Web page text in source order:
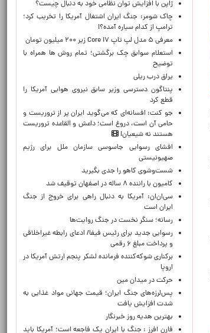
ژاپن با افزایش توان نظامی خود به دنبال چیست؟
چاک شومر: جنگ ایران اشتغال آمریکا را تخریب کرد؛
ترامپ از کدام سیاره آمده؟!
معرفی ۵ مدل لپ تاپ Core i۷ زیر ۲۰۰ میلیون تومان
استعلام سوابق چک برگشتی؛ تمام روش ها همراه با
توضیح
یراق درب ریلی
پنتاگون دسترسی وزیر سابق نیروی هوایی آمریکا را
قطع کرد
جو کنت: افسانه‌ای که می‌گوید ایران پر از تروریست و
حامی آن است، دروغ است؛ داعش و القاعده تروریست
هستند نه شیعیان!
افشای رسوایی جاسوسی سازمان ملل برای رژیم
صهیونیستی
شست‌وشوی کاهو را جدی بگیرید
کامیون با راننده ۸ ساله در اصفهان توقیف شد
سی‌ان‌ان: آمریکا به دنبال راهی برای خروج از جنگ
ایران است
رسانه؛ سنگر نخست در جنگ روایت‌ها
رسوایی جدید برای رئیس فیفا/ ادعای رابطه غیراخلاقی
و پرداخت مبلغ ۶ رقمی
برکناری شوکه‌کننده فرمانده لشکر پنجم ارتش آمریکا در
اروپا
حركت در ميدان مين
پس‌لرزه‌های جنگ ایران؛ قیمت جهانی مواد غذایی به
شدت افزایش یافت
بهترین هدیه روز خبرنگار
فارن افرز : جنگ با ایران یک فاجعه است؛ آمریکا باید